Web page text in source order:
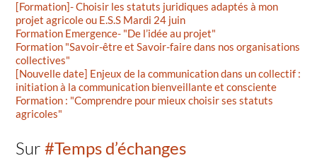
[Formation]- Choisir les statuts juridiques adaptés à mon
projet agricole ou E.S.S Mardi 24 juin
Formation Emergence- "De l’idée au projet"
Formation "Savoir-être et Savoir-faire dans nos organisations
collectives"
[Nouvelle date] Enjeux de la communication dans un collectif :
initiation à la communication bienveillante et consciente
Formation : "Comprendre pour mieux choisir ses statuts
agricoles"
Sur#Temps d’échanges